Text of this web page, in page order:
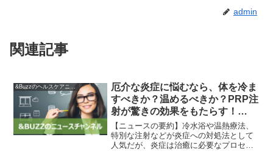
admin
関連記事
&Buzzのヘルスケアニュース
厄介な炎症に悩むなら、体を冷ま
すべきか？温めるべきか？PRP注
射が驚きの効果をもたらす！
【&Buzzの口コミニュース】
【ニュースの要約】冷水浴や温熱療法、
特別な注射などが炎症への対処法として
人気だが、炎症は治癒に必要なプロセス